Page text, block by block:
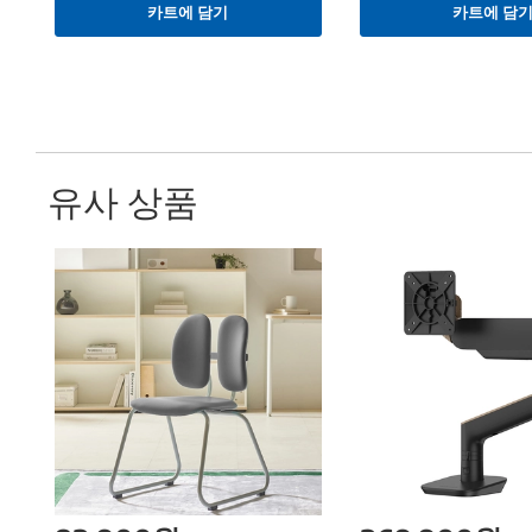
카트에 담기 카트에 담
유사 상품